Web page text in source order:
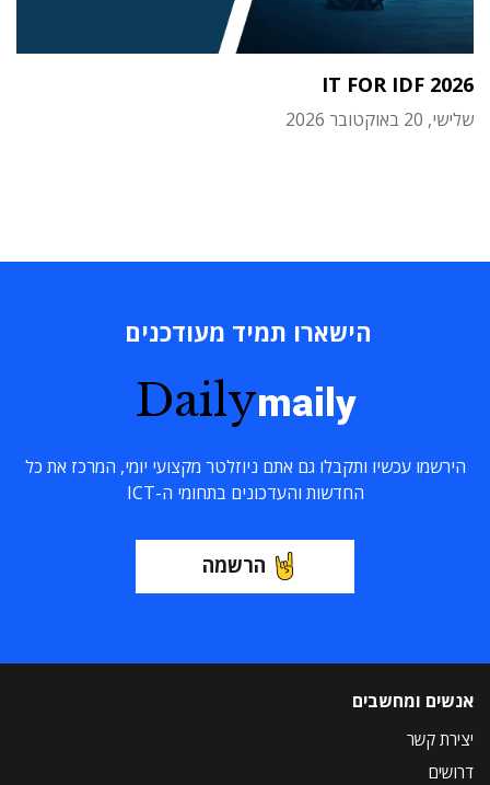
IT FOR IDF 2026
שלישי, 20 באוקטובר 2026
הישארו תמיד מעודכנים
Dailymaily
הירשמו עכשיו ותקבלו גם אתם ניוזלטר מקצועי יומי, המרכז את כל
החדשות והעדכונים בתחומי ה-ICT
הרשמה
אנשים ומחשבים
יצירת קשר
דרושים